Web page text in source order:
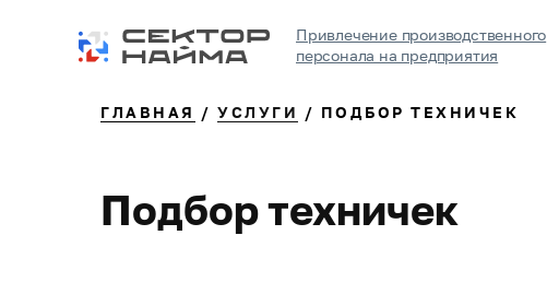
Привлечение производственного
персонала на предприятия
ГЛАВНАЯ / УСЛУГИ / ПОДБОР ТЕХНИЧЕК
Подбор техничек